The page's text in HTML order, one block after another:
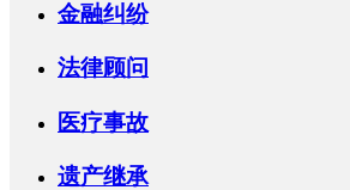
金融纠纷
法律顾问
医疗事故
遗产继承